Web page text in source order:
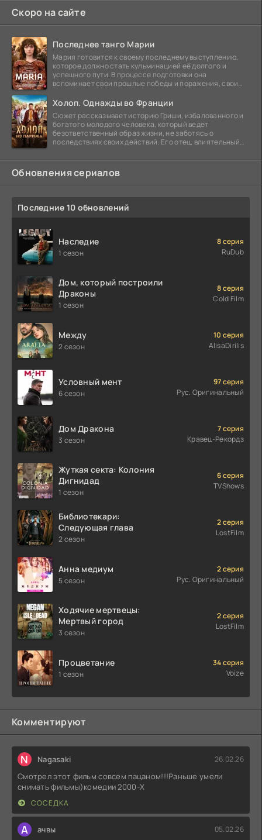
Скоро на сайте
Последнее танго Марии
Мария готовится к своему последнему выступлению,
которое должно стать кульминацией её долгого и
успешного пути. В процессе подготовки она
вспоминает свои прошлые победы и поражения, свои
Холоп. Однажды во Франции
Сюжет рассказывает историю Гриши, избалованного и
богатого молодого человека, который ведёт
безответственный образ жизни, не заботясь о
последствиях своих действий. Его отец, влиятельный
Обновления сериалов
Последние 10 обновлений
Наследие
1 сезон
8 серия
RuDub
Дом, который построили
Драконы
1 сезон
8 серия
Cold Film
Между
2 сезон
10 серия
AlisaDirilis
Условный мент
6 сезон
97 серия
Рус. Оригинальный
Дом Дракона
3 сезон
7 серия
Кравец-Рекордз
Жуткая секта: Колония
Дигнидад
1 сезон
6 серия
TVShows
Библиотекари:
Следующая глава
2 сезон
2 серия
LostFilm
Анна медиум
5 сезон
2 серия
Рус. Оригинальный
Ходячие мертвецы:
Мертвый город
3 сезон
2 серия
LostFilm
Процветание
1 сезон
34 серия
Voize
Комментируют
N Nagasaki 26.02.26
Смотрел этот фильм совсем пацаном!!!Раньше умели
снимать фильмы)комедии 2000-X
СОСЕДКА
А ачвы 05.02.26